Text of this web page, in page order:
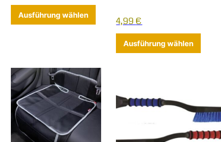
Ausführung wählen 4,99€
Ausführung wählen